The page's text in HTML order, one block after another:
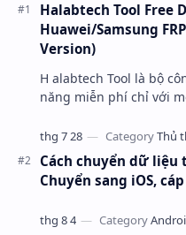
Halabtech Tool Free
Huawei/Samsung FRP/
Version)
H alabtech Tool là bộ
năng miễn phí chỉ với
Cách chuyển dữ liệu
Chuyển sang iOS,